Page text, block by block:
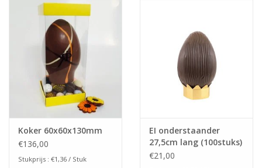
Koker 60x60x130mm
€136,00
Stukprijs : €1,36 / Stuk
EI onderstaander
27,5cm lang (100stuks)
€21,00